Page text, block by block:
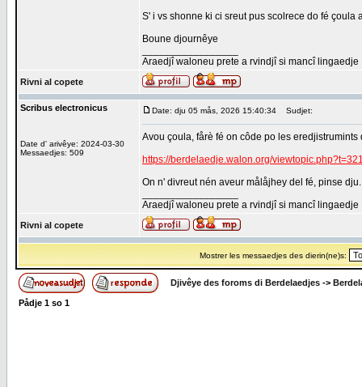
S' i vs shonne ki ci sreut pus scolrece do fé çoula
Boune djournêye
Araedjî waloneu prete a rvindjî si mancî lingaedje
Rivni al copete
Scribus electronicus
Date d' arivêye: 2024-03-30
Messaedjes: 509
Date: dju 05 mås, 2026 15:40:34 Sudjet:
Avou çoula, fårè fé on côde po les
https://berdelaedje.walon.org/
On n' divreut nén aveur målåjhey del fé, pinse dju.
Araedjî waloneu prete a rvindjî si mancî lingaedje
Rivni al copete
Mostrer les messaedjes des dierin(ne)s:
Djivêye des foroms di Berdelaedjes ->
Pådje 1 so 1